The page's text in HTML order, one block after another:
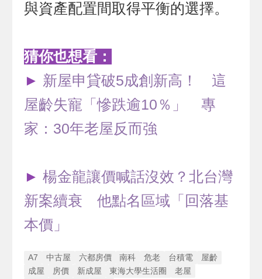
與資產配置間取得平衡的選擇。
猜你也想看：
► 新屋申貸破5成創新高！ 這
屋齡失寵「慘跌逾10％」 專
家：30年老屋反而強
►楊金龍讓價喊話沒效？北台灣
新案續衰 他點名區域「回落基
本價」
A7 中古屋 六都房價 南科 危老 台積電
屋齡
成屋
房價 新成屋 東海大學生活圈
老屋